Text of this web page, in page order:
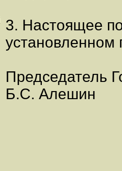
3. Настоящее
установленном
Председатель
Б.С. Алешин